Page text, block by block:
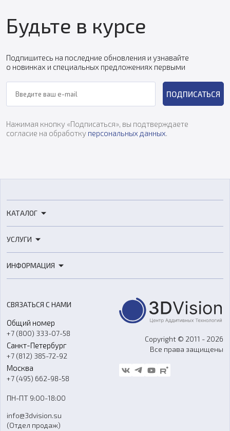
Будьте в курсе
Подпишитесь на последние обновления и узнавайте
о новинках и специальных предложениях первыми
ПОДПИСАТЬСЯ
Нажимая кнопку «Подписаться», вы подтверждаете
согласие на обработку персональных данных
КАТАЛОГ
3D-сканеры
Расходные материалы
Оборудование и материалы для вакуумного литья
Аксессуары и прочее оборудование
Программное обеспечение
УСЛУГИ
3D-моделирование
Ремонт и услуги
ИНФОРМАЦИЯ
О компании
Контакты
Гос. закупки
Стать дилером
Блог
FAQ
СВЯЗАТЬСЯ С НАМИ
Общий номер
+7 (800) 333-07-58
Санкт-Петербург
+7 (812) 385-72-92
Москва
+7 (495) 662-98-58
ПН-ПТ 9:00-18:00
info@3dvision.su
(Отдел продаж)
Copyright © 2011 - 2026
Все права защищены